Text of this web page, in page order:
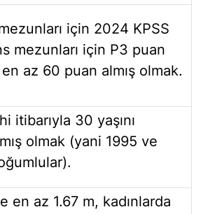
için 2024 KPSS
mezunları için P3 puan
az 60 puan almış olmak.
itibarıyla 30 yaşını
olmak (yani 1995 ve
en az 1.67 m, kadınlarda